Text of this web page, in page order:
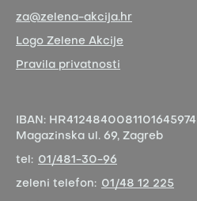
za@zelena-akcija.hr
Logo Zelene Akcije
Pravila privatnosti
IBAN: HR4124840081101645974
Magazinska ul. 69, Zagreb
tel: 01/481-30-96
zeleni telefon: 01/48 12 225